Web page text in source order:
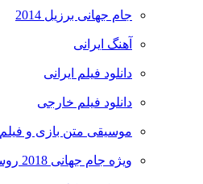
جام جهانی برزیل 2014
آهنگ ایرانی
دانلود فیلم ایرانی
دانلود فیلم خارجی
موسیقی متن بازی و فیلم
ویژه جام جهانی 2018 روسیه